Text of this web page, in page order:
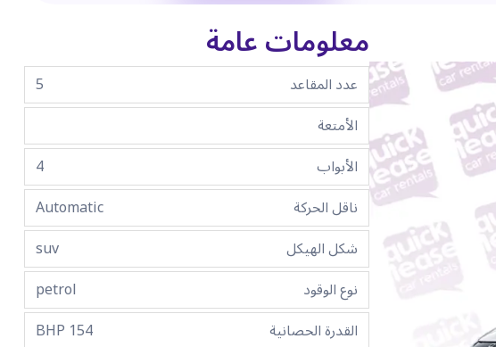
معلومات عامة
عدد المقاعد
5
الأمتعة
الأبواب
4
ناقل الحركة
Automatic
شكل الهيكل
suv
نوع الوقود
petrol
القدرة الحصانية
154 BHP